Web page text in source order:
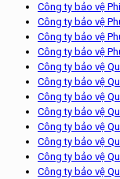
Công ty bảo vệ
Công ty bảo vệ
Công ty bảo vệ
Công ty bảo vệ
Công ty bảo vệ
Công ty bảo vệ
Công ty bảo vệ
Công ty bảo vệ
Công ty bảo vệ
Công ty bảo vệ
Công ty bảo vệ
Công ty bảo vệ